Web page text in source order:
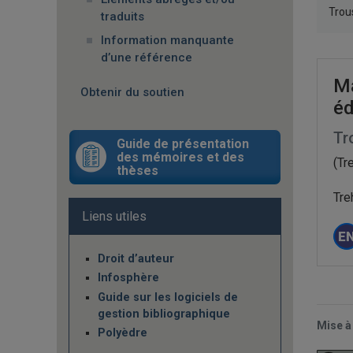
traduits
Information manquante
d’une référence
Obtenir du soutien
Guide de présentation
des mémoires et des
thèses
Liens utiles
Droit d’auteur
Infosphère
Guide sur les logiciels de
gestion bibliographique
Polyèdre
Mise